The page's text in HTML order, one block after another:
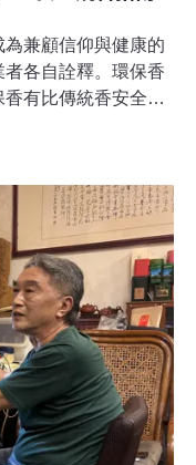
兼顧信仰與健康的
各自詮釋。環保香
有比傳統香安全
塵」。萬華中藥香
上身分各異的環保
能嗎？不同香舖看法
香做細」，香的直徑
舖主理人鄭理則將
快、出煙量低」。
不該誤導民眾環保
笑稱環保香是「價
支，一次拜三炷，
芳香舖則不特別標榜
的